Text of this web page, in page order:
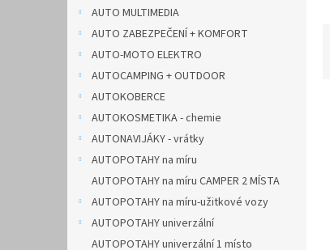
AUTO MULTIMEDIA
AUTO ZABEZPEČENÍ + KOMFORT
AUTO-MOTO ELEKTRO
AUTOCAMPING + OUTDOOR
AUTOKOBERCE
AUTOKOSMETIKA - chemie
AUTONAVIJÁKY - vrátky
AUTOPOTAHY na míru
AUTOPOTAHY na míru CAMPER 2 MÍSTA
AUTOPOTAHY na míru-užitkové vozy
AUTOPOTAHY univerzální
AUTOPOTAHY univerzální 1 místo